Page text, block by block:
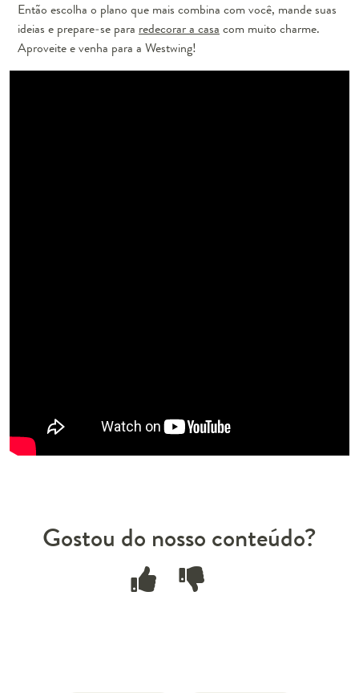
Então escolha o plano que mais combina com você, mande suas
ideias e prepare-se para redecorar a casa com muito charme.
Aproveite e venha para a Westwing!
Gostou do nosso conteúdo?